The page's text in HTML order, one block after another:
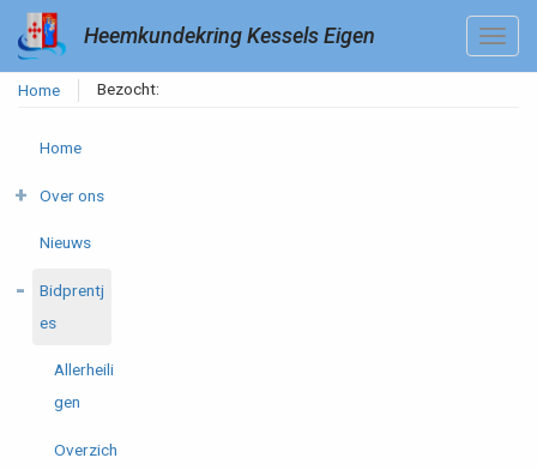
Heemkundekring Kessels Eigen
Home Bezocht:
Home
Over ons
Nieuws
Bidprentj
es
Allerheili
gen
Overzich